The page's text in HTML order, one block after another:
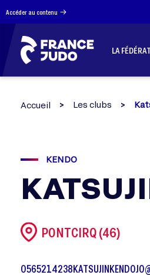
Accéder au contenu
LA
Accueil Les clubs
KENDO
PONTCIRQ (46)
0565214238
Panneau de gestion des cookies